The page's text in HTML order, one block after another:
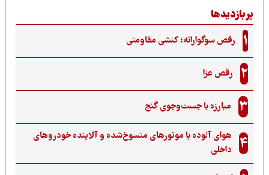
رقص سوگوارانه؛ کنشی مقاومتی
رقص عزا
مبارزه با جست‌وجوی گنج‌
هوای آلوده با موتورهای منسوخ‌شده و آلاینده خودروهای
داخلی